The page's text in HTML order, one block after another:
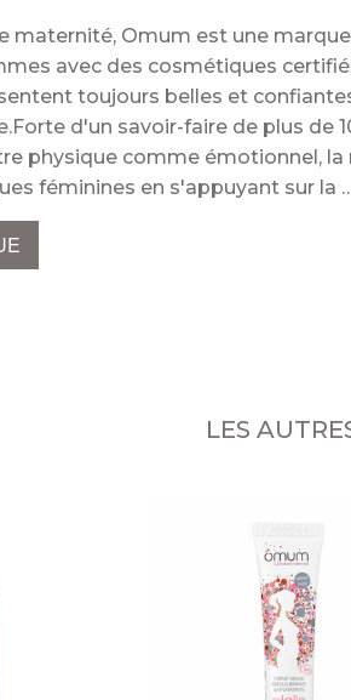
maternité, Omum est une
avec des cosmétiques
toujours belles et
d'un savoir-faire de plus de
physique comme émotionnel,
féminines en s'appuyant sur
LES